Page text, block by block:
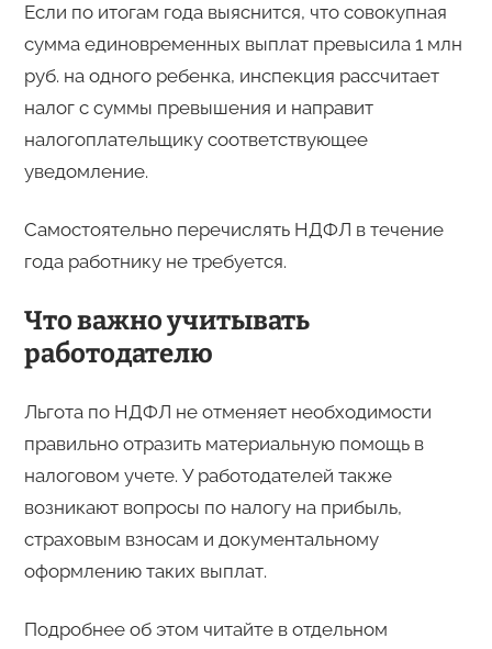
Если по итогам года выяснится, что совокупная
сумма единовременных выплат превысила 1 млн
руб. на одного ребенка, инспекция рассчитает
налог с суммы превышения и направит
налогоплательщику соответствующее
уведомление.
Самостоятельно перечислять НДФЛ в течение
года работнику не требуется.
Что важно учитывать
работодателю
Льгота по НДФЛ не отменяет необходимости
правильно отразить материальную помощь в
налоговом учете. У работодателей также
возникают вопросы по налогу на прибыль,
страховым взносам и документальному
оформлению таких выплат.
Подробнее об этом читайте в отдельном